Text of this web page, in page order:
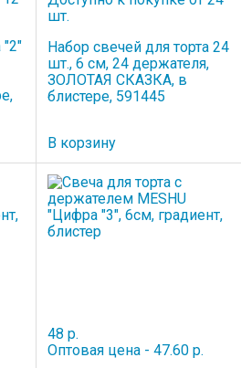
"2"
шт.
Набор свечей для торта 24
шт., 6 см, 24 держателя,
ЗОЛОТАЯ СКАЗКА, в
блистере, 591445
В корзину
48 р.
Оптовая цена - 47.60 р.